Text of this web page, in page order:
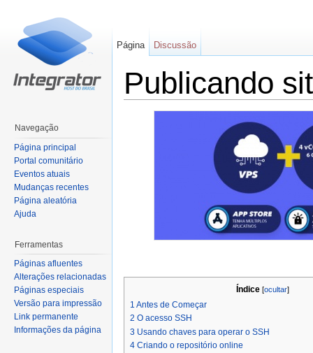
Publicando
Índice [ocultar]
1 Antes de Começar
2 O acesso SSH
3 Usando chaves para operar o SSH
4 Criando o repositório online
Página Discussão
Navegação
Página principal
Portal comunitário
Eventos atuais
Mudanças recentes
Página aleatória
Ajuda
Ferramentas
Páginas afluentes
Alterações relacionadas
Páginas especiais
Versão para impressão
Link permanente
Informações da página